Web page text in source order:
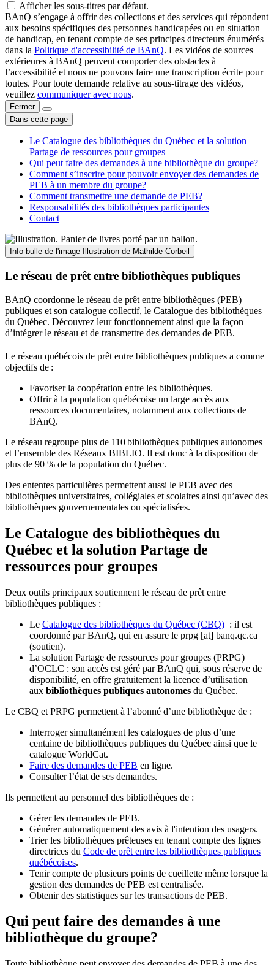
Afficher les sous-titres par défaut.
BAnQ s’engage à offrir des collections et des services qui répondent
aux besoins spécifiques des personnes handicapées ou en situation
de handicap, en tenant compte de ses principes directeurs énumérés
dans la Politique d'accessibilité de BAnQ. Les vidéos de sources
extérieures à BAnQ peuvent comporter des obstacles à
l’accessibilité et nous ne pouvons faire une transcription écrite pour
toutes. Pour toute demande relative au sous-titrage des vidéos,
veuillez communiquer avec nous.
Fermer
Dans cette page
Le Catalogue des bibliothèques du Québec et la solution
Partage de ressources pour groupes
Qui peut faire des demandes à une bibliothèque du groupe?
Comment s’inscrire pour pouvoir envoyer des demandes de
PEB à un membre du groupe?
Comment transmettre une demande de PEB?
Responsabilités des bibliothèques participantes
Contact
Info-bulle de l'image Illustration de Mathilde Corbeil
Le réseau de prêt entre bibliothèques publiques
BAnQ coordonne le réseau de prêt entre bibliothèques (PEB)
publiques et son catalogue collectif, le Catalogue des bibliothèques
du Québec. Découvrez leur fonctionnement ainsi que la façon
d’intégrer le réseau et de transmettre des demandes de PEB.
Le réseau québécois de prêt entre bibliothèques publiques a comme
objectifs de :
Favoriser la coopération entre les bibliothèques.
Offrir à la population québécoise un large accès aux
ressources documentaires, notamment aux collections de
BAnQ.
Le réseau regroupe plus de 110bibliothèques publiques autonomes
et l’ensemble des Réseaux BIBLIO. Il est donc à la disposition de
plus de 90 % de la population du Québec.
Des ententes particulières permettent aussi le PEB avec des
bibliothèques universitaires, collégiales et scolaires ainsi qu’avec des
bibliothèques gouvernementales ou spécialisées.
Le Catalogue des bibliothèques du
Québec et la solution Partage de
ressources pour groupes
Deux outils principaux soutiennent le réseau de prêt entre
bibliothèques publiques :
Le Catalogue des bibliothèques du Québec (CBQ) : il est
coordonné par BAnQ, qui en assure le prpg [at] banq.qc.ca
(soutien).
La solution Partage de ressources pour groupes (PRPG)
d’OCLC : son accès est géré par BAnQ qui, sous réserve de
disponibilité, en offre gratuitement la licence d’utilisation
aux bibliothèques publiques autonomes du Québec.
Le CBQ et PRPG permettent à l’abonné d’une bibliothèque de :
Interroger simultanément les catalogues de plus d’une
centaine de bibliothèques publiques du Québec ainsi que le
catalogue WorldCat.
Faire des demandes de PEB en ligne.
Consulter l’état de ses demandes.
Ils permettent au personnel des bibliothèques de :
Gérer les demandes de PEB.
Générer automatiquement des avis à l'intention des usagers.
Trier les bibliothèques prêteuses en tenant compte des lignes
directrices du Code de prêt entre les bibliothèques publiques
québécoises.
Tenir compte de plusieurs points de cueillette même lorsque la
gestion des demandes de PEB est centralisée.
Obtenir des statistiques sur les transactions de PEB.
Qui peut faire des demandes à une
bibliothèque du groupe?